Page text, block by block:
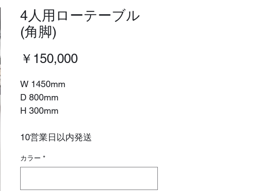
4人用ローテーブル
(角脚)
￥150,000価
W 1450mm
D 800mm
H 300mm
10営業日以内発送
カラー *